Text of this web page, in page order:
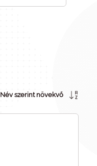
Név szerint növekvő